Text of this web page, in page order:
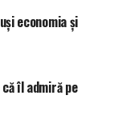
economia și
îl admiră pe